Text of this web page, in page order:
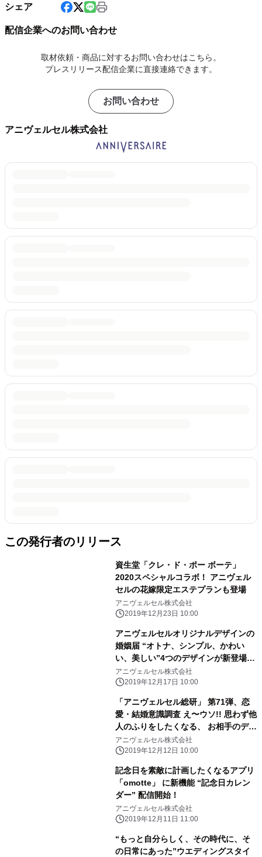
シェア
配信企業へのお問い合わせ
取材依頼・商品に対するお問い合わせはこちら。
プレスリリース配信企業に直接連絡できます。
お問い合わせ
アニヴェルセル株式会社
この発行者のリリース
資生堂「クレ・ド・ポー ボーテ」
2020スペシャルコラボ！ アニヴェル
セルの花嫁限定エステプランも登場
アニヴェルセル株式会社
2019年12月23日 10:00
アニヴェルセルオリジナルデザインの
婚姻届 “オトナ、シンプル、かわい
い、美しい”4つのデザインが新登場！
大切な記念日に、おふたりらしい彩り
を。
アニヴェルセル株式会社
2019年12月17日 10:00
「アニヴェルセル総研」 第71弾、恋
愛・結婚意識調査 え〜ウソ!! 思わず他
人のふりをしたくなる、 お相手のデー
ト中のドン引き行動を教えて!!
アニヴェルセル株式会社
2019年12月12日 10:00
記念日を素敵に計画したくなるアプリ
「omotte」 に新機能 “記念日カレン
ダー” 配信開始！
アニヴェルセル株式会社
2019年12月11日 11:00
“もっと自分らしく、その時代に、そ
の日常にあった”ウエディングスタイ